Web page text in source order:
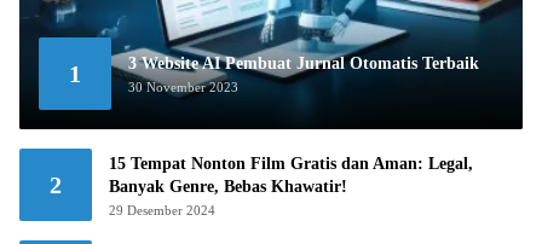
1 3 Website AI Pembuat Jurnal Otomatis Terbaik
30 November 2023
2
15 Tempat Nonton Film Gratis dan Aman: Legal,
Banyak Genre, Bebas Khawatir!
29 Desember 2024